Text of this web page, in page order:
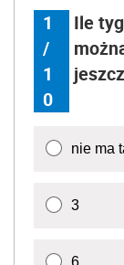
1
/
1
0
Ile
nie ma
3
6